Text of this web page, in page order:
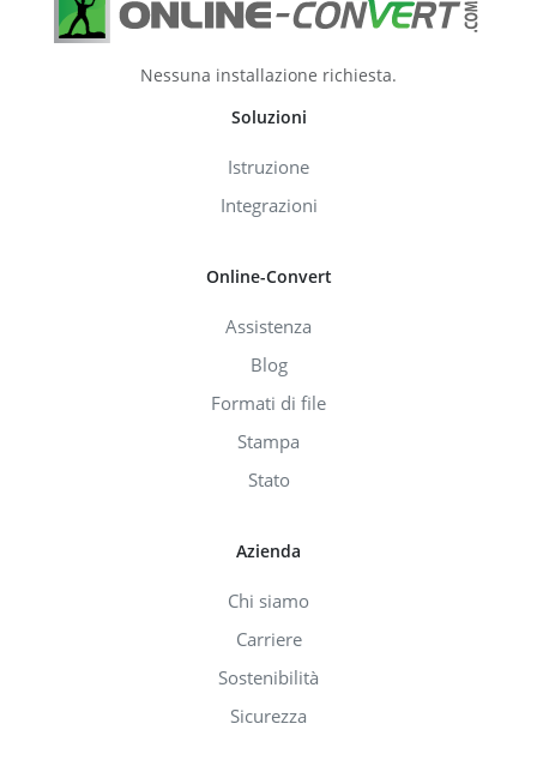
Nessuna installazione richiesta.
Soluzioni
Istruzione
Integrazioni
Online-Convert
Assistenza
Blog
Formati di file
Stampa
Stato
Azienda
Chi siamo
Carriere
Sostenibilità
Sicurezza